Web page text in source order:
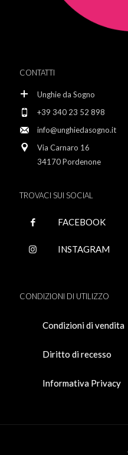
CONTATTI
Unghie da Sogno
+39 340 23 52 898
info@unghiedasogno.it
Via Carnaro 16
34170 Pordenone
TROVACI SUI SOCIAL
FACEBOOK
INSTAGRAM
CONDIZIONI DI UTILIZZO
Condizioni di vendita
Diritto di recesso
Informativa Privacy